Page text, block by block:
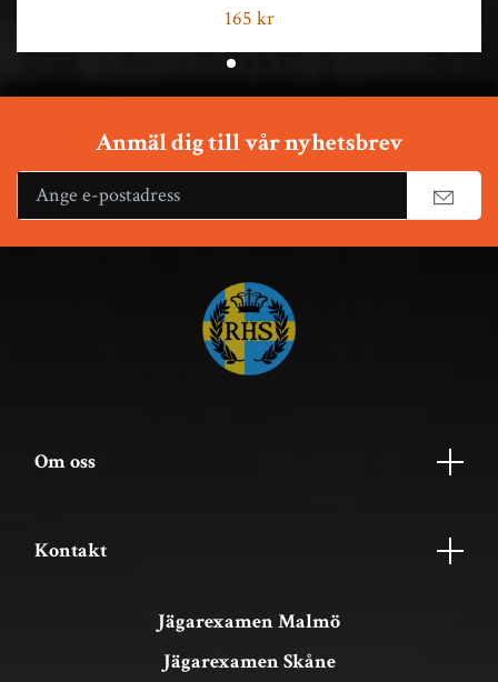
165 kr
Anmäl dig till vår nyhetsbrev
Om oss
Kontakt
Jägarexamen Malmö
Jägarexamen Skåne